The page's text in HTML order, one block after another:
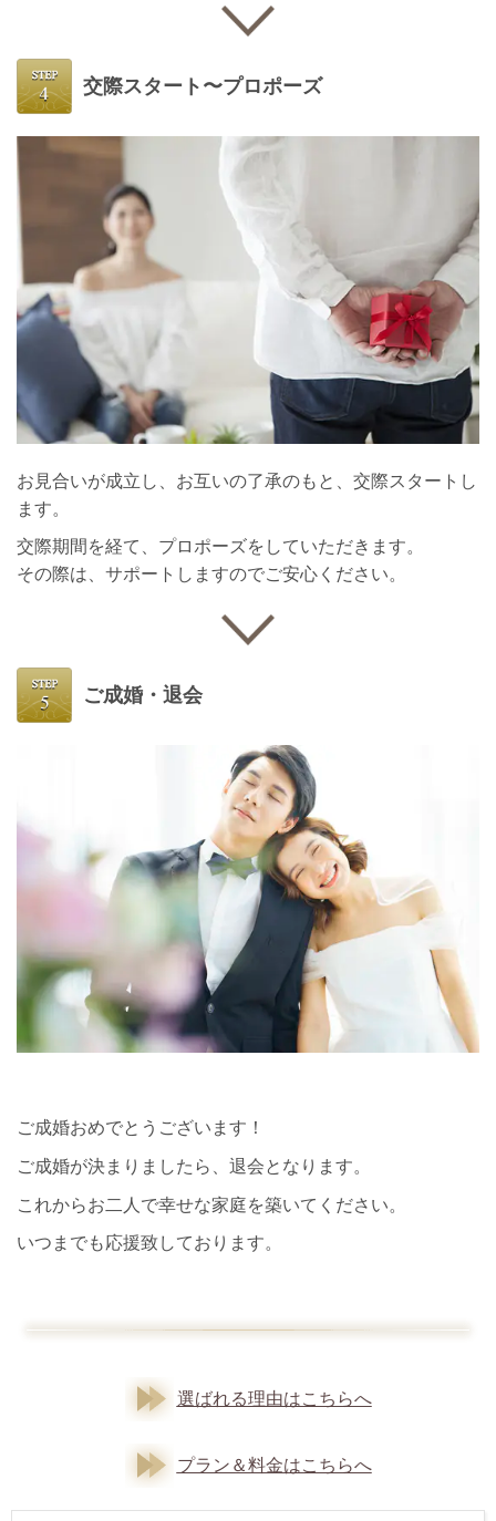
交際スタート〜プロポーズ
お見合いが成立し、お互いの了承のもと、交際スタートし
ます。
交際期間を経て、プロポーズをしていただきます。
その際は、サポートしますのでご安心ください。
ご成婚・退会
ご成婚おめでとうございます！
ご成婚が決まりましたら、退会となります。
これからお二人で幸せな家庭を築いてください。
いつまでも応援致しております。
選ばれる理由はこちらへ
プラン＆料金はこちらへ